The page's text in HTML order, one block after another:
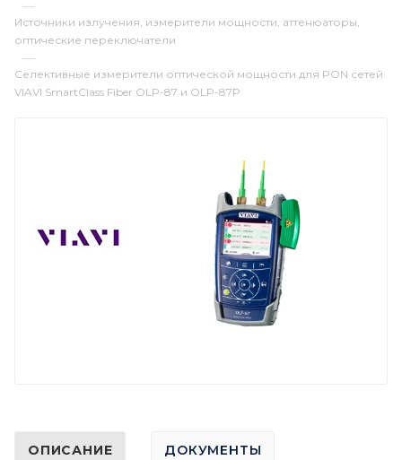
—
Источники излучения, измерители мощности, аттенюаторы,
оптические переключатели
—
Селективные измерители оптической мощности для PON сетей
VIAVI SmartClass Fiber OLP-87 и OLP-87P
ОПИСАНИЕ ДОКУМЕНТЫ